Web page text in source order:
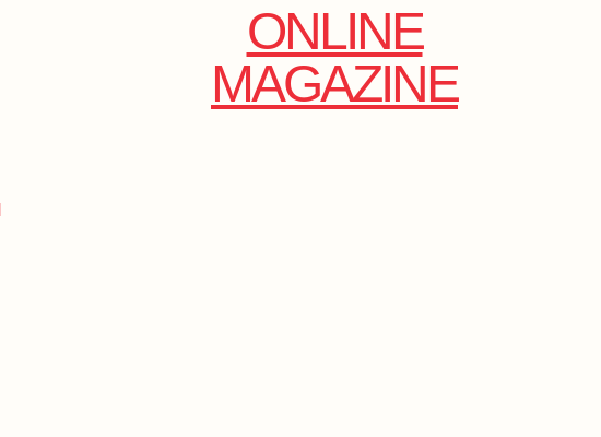
ONLINE
MAGAZINE